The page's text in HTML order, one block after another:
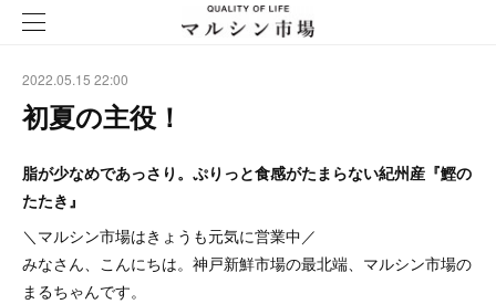
2022.05.15 22:00
初夏の主役！
脂が少なめであっさり。ぷりっと食感がたまらない紀州産『鰹の
たたき』
＼マルシン市場はきょうも元気に営業中／
みなさん、こんにちは。神戸新鮮市場の最北端、マルシン市場の
まるちゃんです。